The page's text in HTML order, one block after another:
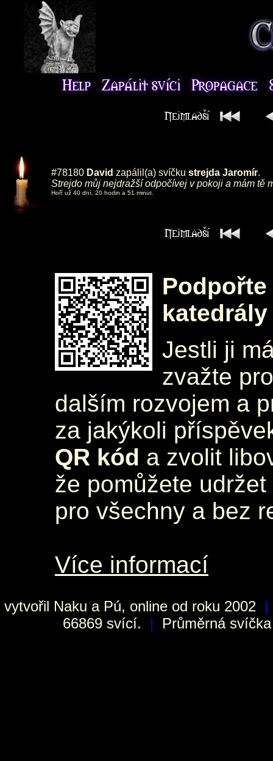
#78180 David zapálil(a) svíčku strejda Jaromír.
Strejdo můj nejdražší odpočívej v pokoji a mám tě
Hoří už 40 dní, 20 hodin a 51 minut.
katedrály
Jestli ji
zvažte
dalším rozvojem a
za jakýkoli
QR kód a zvolit
že pomůžete
pro všechny a bez
Více informací
vytvořil Naku a Pú, online od roku 2002 |
66869 svící.
| Průměrná